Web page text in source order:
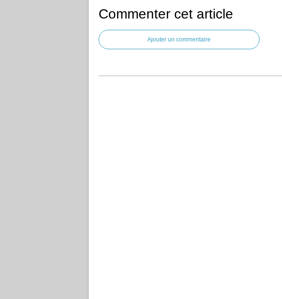
Commenter cet article
Ajouter un commentaire